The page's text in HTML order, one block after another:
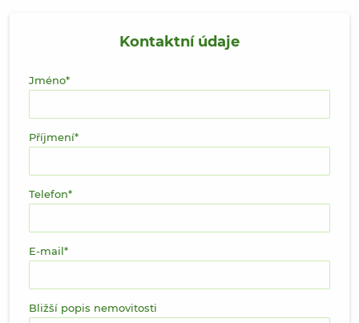
Kontaktní údaje
Jméno
Příjmení
Telefon
E-mail
Bližší popis nemovitosti